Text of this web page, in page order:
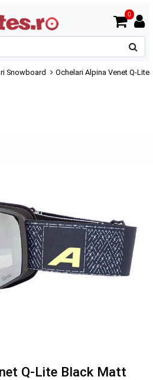
0
Snowboard
Ochelari Alpina Venet Q-Lite
Q-Lite Black Matt